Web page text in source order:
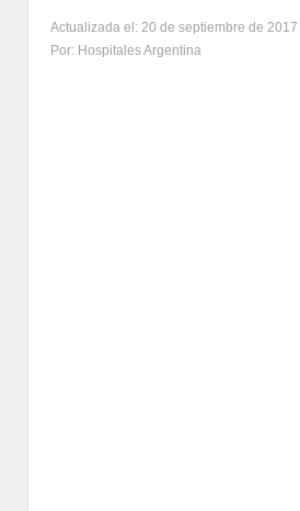
Actualizada el: 20 de septiembre de 2017
Por: Hospitales Argentina